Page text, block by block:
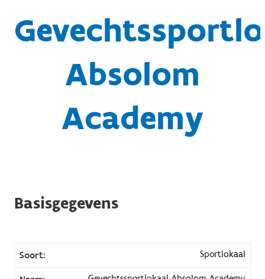
Absolom
Academy
Basisgegevens
Soort: Sportlokaal